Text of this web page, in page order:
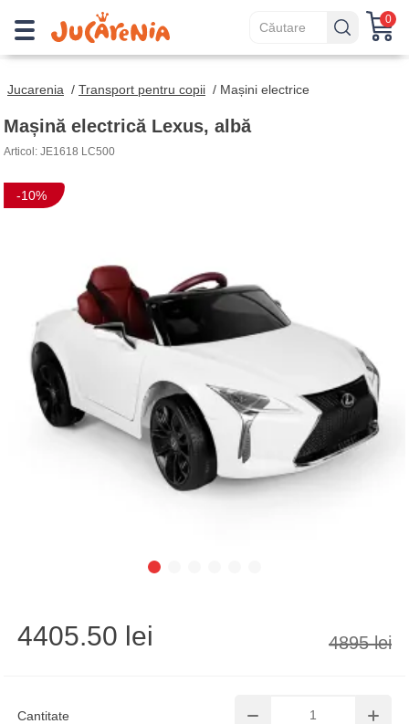
0
Jucarenia / Transport pentru copii / Mașini electrice
Mașină electrică Lexus, albă
Articol: JE1618 LC500
-10%
Cantitate
4405.50 lei 4895 lei